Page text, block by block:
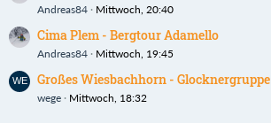
Andreas84 Mittwoch, 20:40
Cima Plem - Bergtour Adamello
Andreas84 Mittwoch, 19:45
Großes Wiesbachhorn - Glocknergruppe
wege Mittwoch, 18:32